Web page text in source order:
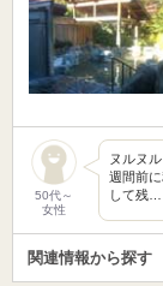
50代～
女性
ヌルヌ
週間前
して残…
関連情報から探す